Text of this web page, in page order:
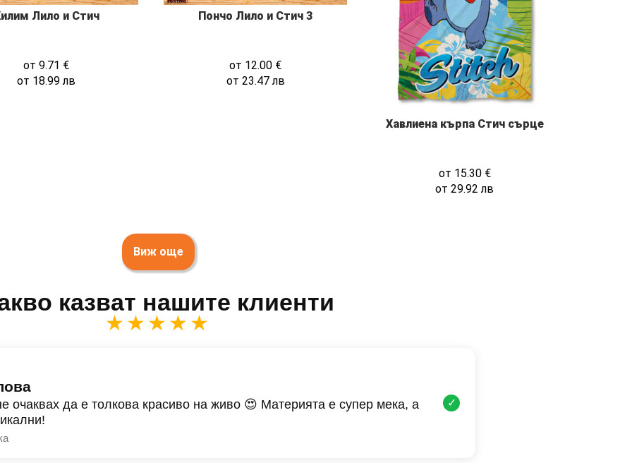
Лило и Стич
от9.71 €
от 18.99лв
Пончо Лило и Стич 3
от 12.00 €
от 23.47 лв
Хавлиена кърпа Стич сърце
от 15.30 €
от29.92лв
Виж още
казват нашите клиенти
★★★★★
очаквах да е толкова красиво на живо 😍 Материята е супер мека, а
✓